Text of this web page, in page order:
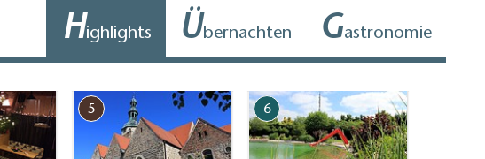
Highlights Übernachten Gastronomie
5 6